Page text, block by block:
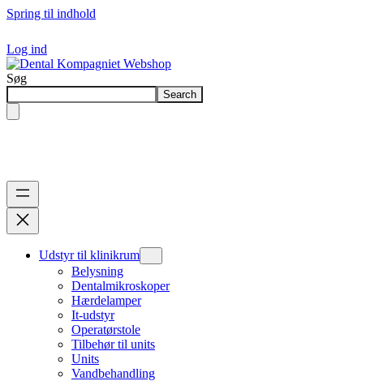
Spring til indhold
Log ind
Søg
Search
Udstyr til klinikrum
Belysning
Dentalmikroskoper
Hærdelamper
It-udstyr
Operatørstole
Tilbehør til units
Units
Vandbehandling